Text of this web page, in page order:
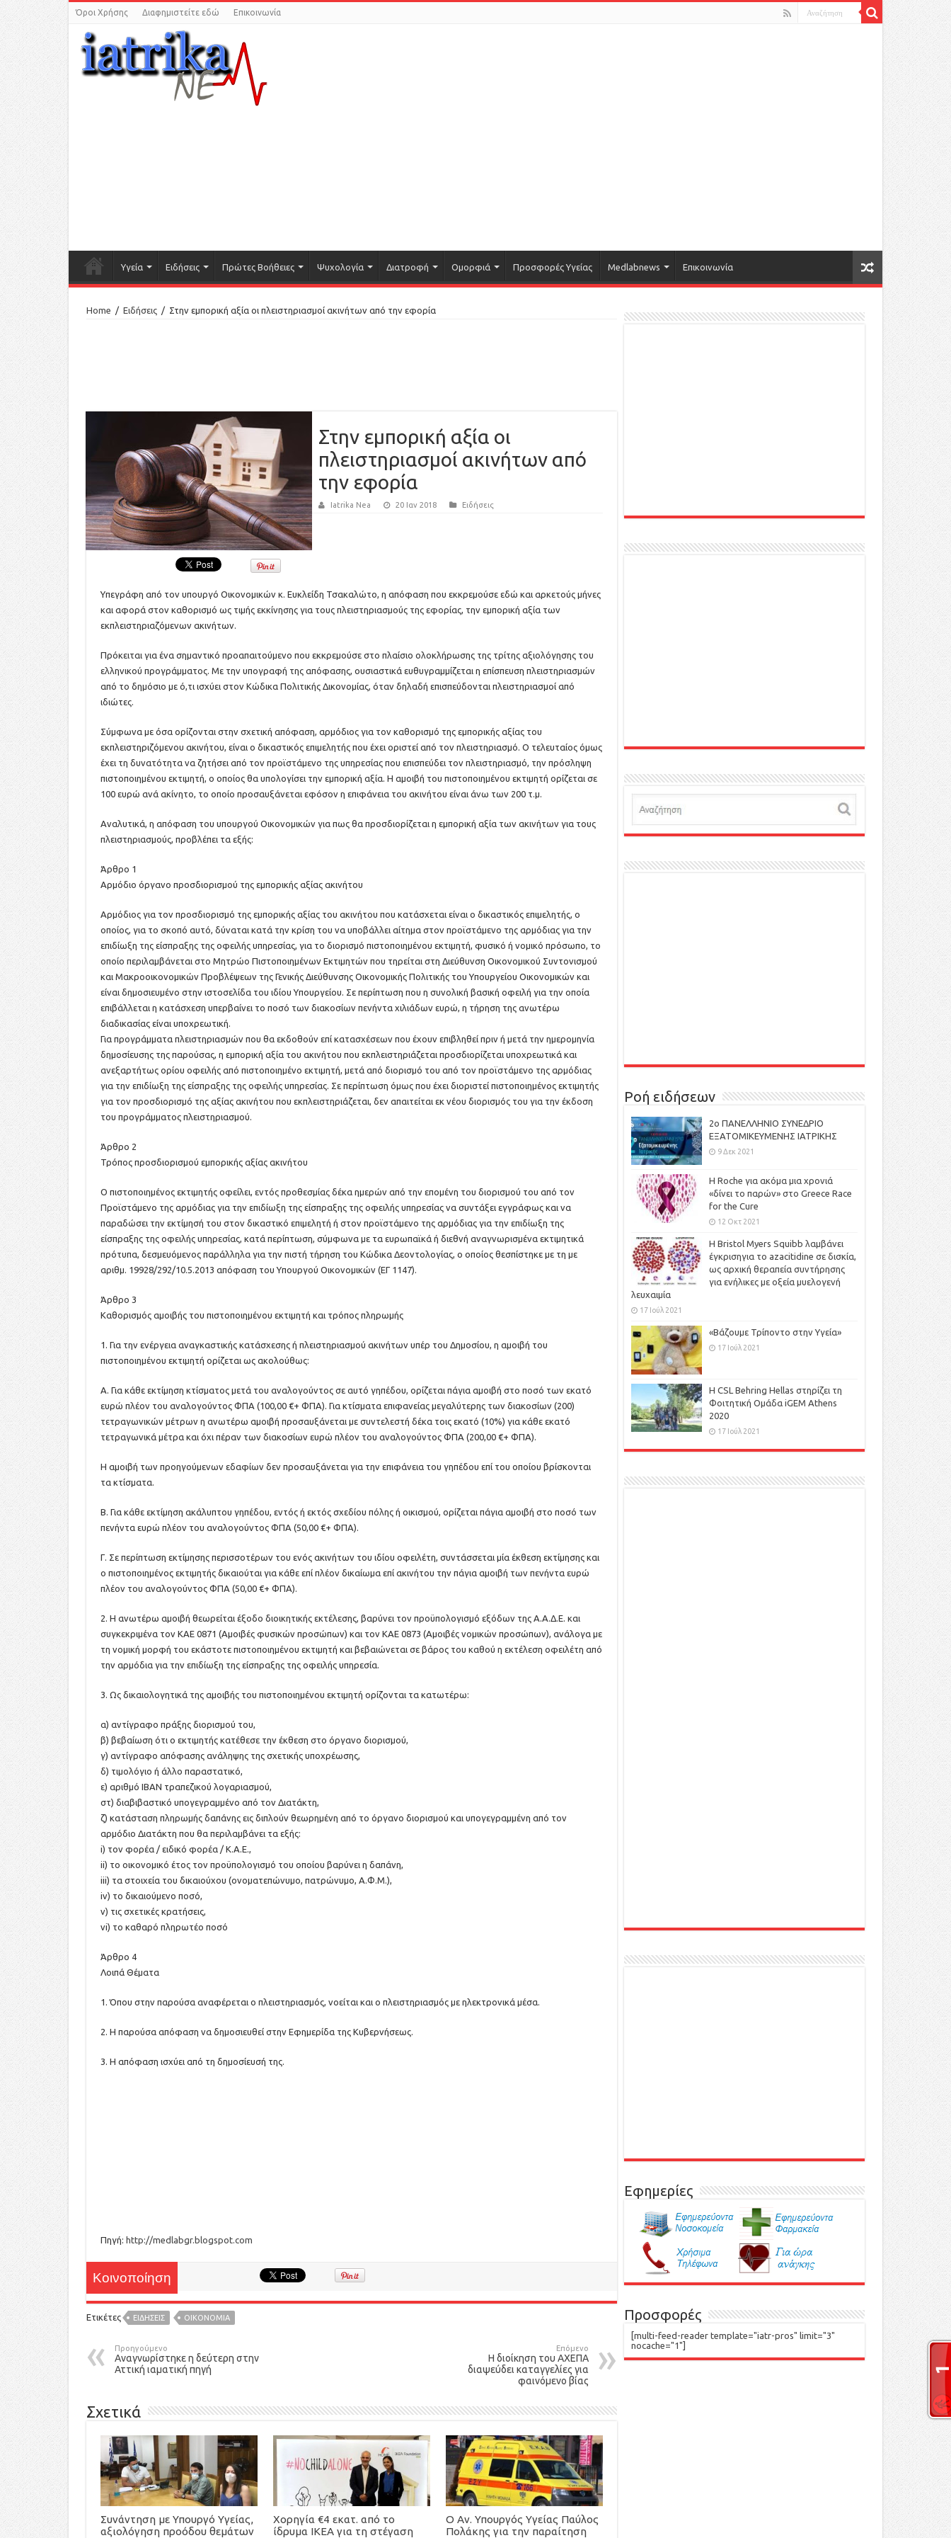
Όροι Χρήσης Διαφημιστείτε εδώ Επικοινωνία
Υγεία Ειδήσεις Πρώτες Βοήθειες Ψυχολογία Διατροφή Ομορφιά Προσφορές Υγείας Medlabnews Επικοινωνία
Home / Ειδήσεις / Στην εμπορική αξία οι πλειστηριασμοί ακινήτων από την εφορία
Στην εμπορική αξία οι
πλειστηριασμοί ακινήτων από
την εφορία
Iatrika Nea 20 Ιαν 2018 Ειδήσεις
Υπεγράφη από τον υπουργό Οικονομικών κ. Ευκλείδη Τσακαλώτο, η απόφαση που εκκρεμούσε εδώ και αρκετούς μήνες
και αφορά στον καθορισμό ως τιμής εκκίνησης για τους πλειστηριασμούς της εφορίας, την εμπορική αξία των
εκπλειστηριαζόμενων ακινήτων.
Πρόκειται για ένα σημαντικό προαπαιτούμενο που εκκρεμούσε στο πλαίσιο ολοκλήρωσης της τρίτης αξιολόγησης του
ελληνικού προγράμματος. Με την υπογραφή της απόφασης, ουσιαστικά ευθυγραμμίζεται η επίσπευση πλειστηριασμών
από το δημόσιο με ό,τι ισχύει στον Κώδικα Πολιτικής Δικονομίας, όταν δηλαδή επισπεύδονται πλειστηριασμοί από
ιδιώτες.
Σύμφωνα με όσα ορίζονται στην σχετική απόφαση, αρμόδιος για τον καθορισμό της εμπορικής αξίας του
εκπλειστηριζόμενου ακινήτου, είναι ο δικαστικός επιμελητής που έχει οριστεί από τον πλειστηριασμό. Ο τελευταίος όμως
έχει τη δυνατότητα να ζητήσει από τον προϊστάμενο της υπηρεσίας που επισπεύδει τον πλειστηριασμό, την πρόσληψη
πιστοποιημένου εκτιμητή, ο οποίος θα υπολογίσει την εμπορική αξία. Η αμοιβή του πιστοποιημένου εκτιμητή ορίζεται σε
100 ευρώ ανά ακίνητο, το οποίο προσαυξάνεται εφόσον η επιφάνεια του ακινήτου είναι άνω των 200 τ.μ.
Αναλυτικά, η απόφαση του υπουργού Οικονομικών για πως θα προσδιορίζεται η εμπορική αξία των ακινήτων για τους
πλειστηριασμούς, προβλέπει τα εξής:
Άρθρο 1
Αρμόδιο όργανο προσδιορισμού της εμπορικής αξίας ακινήτου
Αρμόδιος για τον προσδιορισμό της εμπορικής αξίας του ακινήτου που κατάσχεται είναι ο δικαστικός επιμελητής, ο
οποίος, για το σκοπό αυτό, δύναται κατά την κρίση του να υποβάλλει αίτημα στον προϊστάμενο της αρμόδιας για την
επιδίωξη της είσπραξης της οφειλής υπηρεσίας, για το διορισμό πιστοποιημένου εκτιμητή, φυσικό ή νομικό πρόσωπο, το
οποίο περιλαμβάνεται στο Μητρώο Πιστοποιημένων Εκτιμητών που τηρείται στη Διεύθυνση Οικονομικού Συντονισμού
και Μακροοικονομικών Προβλέψεων της Γενικής Διεύθυνσης Οικονομικής Πολιτικής του Υπουργείου Οικονομικών και
είναι δημοσιευμένο στην ιστοσελίδα του ιδίου Υπουργείου. Σε περίπτωση που η συνολική βασική οφειλή για την οποία
επιβάλλεται η κατάσχεση υπερβαίνει το ποσό των διακοσίων πενήντα χιλιάδων ευρώ, η τήρηση της ανωτέρω
διαδικασίας είναι υποχρεωτική.
Για προγράμματα πλειστηριασμών που θα εκδοθούν επί κατασχέσεων που έχουν επιβληθεί πριν ή μετά την ημερομηνία
δημοσίευσης της παρούσας, η εμπορική αξία του ακινήτου που εκπλειστηριάζεται προσδιορίζεται υποχρεωτικά και
ανεξαρτήτως ορίου οφειλής από πιστοποιημένο εκτιμητή, μετά από διορισμό του από τον προϊστάμενο της αρμόδιας
για την επιδίωξη της είσπραξης της οφειλής υπηρεσίας. Σε περίπτωση όμως που έχει διοριστεί πιστοποιημένος εκτιμητής
για τον προσδιορισμό της αξίας ακινήτου που εκπλειστηριάζεται, δεν απαιτείται εκ νέου διορισμός του για την έκδοση
του προγράμματος πλειστηριασμού.
Άρθρο 2
Τρόπος προσδιορισμού εμπορικής αξίας ακινήτου
Ο πιστοποιημένος εκτιμητής οφείλει, εντός προθεσμίας δέκα ημερών από την επομένη του διορισμού του από τον
Προϊστάμενο της αρμόδιας για την επιδίωξη της είσπραξης της οφειλής υπηρεσίας να συντάξει εγγράφως και να
παραδώσει την εκτίμησή του στον δικαστικό επιμελητή ή στον προϊστάμενο της αρμόδιας για την επιδίωξη της
είσπραξης της οφειλής υπηρεσίας, κατά περίπτωση, σύμφωνα με τα ευρωπαϊκά ή διεθνή αναγνωρισμένα εκτιμητικά
πρότυπα, δεσμευόμενος παράλληλα για την πιστή τήρηση του Κώδικα Δεοντολογίας, ο οποίος θεσπίστηκε με τη με
αριθμ. 19928/292/10.5.2013 απόφαση του Υπουργού Οικονομικών (ΕΓ 1147).
Άρθρο 3
Καθορισμός αμοιβής του πιστοποιημένου εκτιμητή και τρόπος πληρωμής
1. Για την ενέργεια αναγκαστικής κατάσχεσης ή πλειστηριασμού ακινήτων υπέρ του Δημοσίου, η αμοιβή του
πιστοποιημένου εκτιμητή ορίζεται ως ακολούθως:
Α. Για κάθε εκτίμηση κτίσματος μετά του αναλογούντος σε αυτό γηπέδου, ορίζεται πάγια αμοιβή στο ποσό των εκατό
ευρώ πλέον του αναλογούντος ΦΠΑ (100,00 €+ ΦΠΑ). Για κτίσματα επιφανείας μεγαλύτερης των διακοσίων (200)
τετραγωνικών μέτρων η ανωτέρω αμοιβή προσαυξάνεται με συντελεστή δέκα τοις εκατό (10%) για κάθε εκατό
τετραγωνικά μέτρα και όχι πέραν των διακοσίων ευρώ πλέον του αναλογούντος ΦΠΑ (200,00 €+ ΦΠΑ).
Η αμοιβή των προηγούμενων εδαφίων δεν προσαυξάνεται για την επιφάνεια του γηπέδου επί του οποίου βρίσκονται
τα κτίσματα.
Β. Για κάθε εκτίμηση ακάλυπτου γηπέδου, εντός ή εκτός σχεδίου πόλης ή οικισμού, ορίζεται πάγια αμοιβή στο ποσό των
πενήντα ευρώ πλέον του αναλογούντος ΦΠΑ (50,00 €+ ΦΠΑ).
Γ. Σε περίπτωση εκτίμησης περισσοτέρων του ενός ακινήτων του ιδίου οφειλέτη, συντάσσεται μία έκθεση εκτίμησης και
ο πιστοποιημένος εκτιμητής δικαιούται για κάθε επί πλέον δικαίωμα επί ακινήτου την πάγια αμοιβή των πενήντα ευρώ
πλέον του αναλογούντος ΦΠΑ (50,00 €+ ΦΠΑ).
2. Η ανωτέρω αμοιβή θεωρείται έξοδο διοικητικής εκτέλεσης, βαρύνει τον προϋπολογισμό εξόδων της Α.Α.Δ.Ε. και
συγκεκριμένα τον ΚΑΕ 0871 (Αμοιβές φυσικών προσώπων) και τον ΚΑΕ 0873 (Αμοιβές νομικών προσώπων), ανάλογα με
τη νομική μορφή του εκάστοτε πιστοποιημένου εκτιμητή και βεβαιώνεται σε βάρος του καθού η εκτέλεση οφειλέτη από
την αρμόδια για την επιδίωξη της είσπραξης της οφειλής υπηρεσία.
3. Ως δικαιολογητικά της αμοιβής του πιστοποιημένου εκτιμητή ορίζονται τα κατωτέρω:
α) αντίγραφο πράξης διορισμού του,
β) βεβαίωση ότι ο εκτιμητής κατέθεσε την έκθεση στο όργανο διορισμού,
γ) αντίγραφο απόφασης ανάληψης της σχετικής υποχρέωσης,
δ) τιμολόγιο ή άλλο παραστατικό,
ε) αριθμό ΙΒΑΝ τραπεζικού λογαριασμού,
στ) διαβιβαστικό υπογεγραμμένο από τον Διατάκτη,
ζ) κατάσταση πληρωμής δαπάνης εις διπλούν θεωρημένη από το όργανο διορισμού και υπογεγραμμένη από τον
αρμόδιο Διατάκτη που θα περιλαμβάνει τα εξής:
i) τον φορέα / ειδικό φορέα / Κ.Α.Ε.,
ii) το οικονομικό έτος τον προϋπολογισμό του οποίου βαρύνει η δαπάνη,
iii) τα στοιχεία του δικαιούχου (ονοματεπώνυμο, πατρώνυμο, Α.Φ.Μ.),
iv) το δικαιούμενο ποσό,
v) τις σχετικές κρατήσεις,
vi) το καθαρό πληρωτέο ποσό
Άρθρο 4
Λοιπά Θέματα
1. Όπου στην παρούσα αναφέρεται ο πλειστηριασμός, νοείται και ο πλειστηριασμός με ηλεκτρονικά μέσα.
2. Η παρούσα απόφαση να δημοσιευθεί στην Εφημερίδα της Κυβερνήσεως.
3. Η απόφαση ισχύει από τη δημοσίευσή της.
Πηγή: http://medlabgr.blogspot.com
Κοινοποίηση
Ετικέτες ΕΙΔΉΣΕΙΣ ΟΙΚΟΝΟΜΙΑ
Προηγούμενο
Αναγνωρίστηκε η δεύτερη στην
Αττική ιαματική πηγή
Επόμενο
Η διοίκηση του ΑΧΕΠΑ
διαψεύδει καταγγελίες για
φαινόμενο βίας
Σχετικά
Συνάντηση με Υπουργό Υγείας,
αξιολόγηση προόδου θεμάτων
Χορηγία €4 εκατ. από το
ίδρυμα ΙΚΕΑ για τη στέγαση
Ο Αν. Υπουργός Υγείας Παύλος
Πολάκης για την παραίτηση
Ροή ειδήσεων
2ο ΠΑΝΕΛΛΗΝΙΟ ΣΥΝΕΔΡΙΟ
ΕΞΑΤΟΜΙΚΕΥΜΕΝΗΣ ΙΑΤΡΙΚΗΣ
9 Δεκ 2021
H Roche για ακόμα μια χρονιά
«δίνει το παρών» στο Greece Race
for the Cure
12 Οκτ 2021
Η Bristol Myers Squibb λαμβάνει
έγκρισηγια το azacitidine σε δισκία,
ως αρχική θεραπεία συντήρησης
για ενήλικες με οξεία μυελογενή
λευχαιμία
17 Ιούλ 2021
«Βάζουμε Τρίποντο στην Υγεία»
17 Ιούλ 2021
H CSL Behring Hellas στηρίζει τη
Φοιτητική Ομάδα iGEM Athens
2020
17 Ιούλ 2021
Εφημερίες
Προσφορές
[multi-feed-reader template="iatr-pros" limit="3"
nocache="1"]